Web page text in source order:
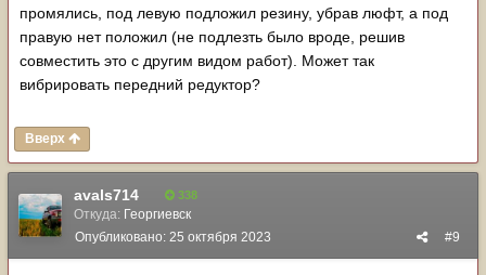
промялись, под левую подложил резину, убрав люфт, а под
правую нет положил (не подлезть было вроде, решив
совместить это с другим видом работ). Может так
вибрировать передний редуктор?
Вверх
avals714 338
Откуда: Георгиевск
#9
Опубликовано: 25 октября 2023